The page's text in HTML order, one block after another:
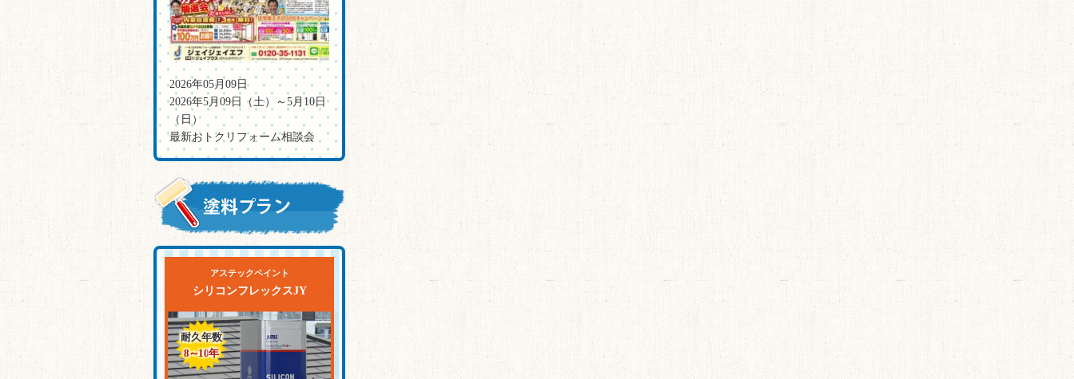
2026年05月09日
2026年5月09日（土）～5月10日
（日）
最新おトクリフォーム相談会
アステックペイント
シリコンフレックスJY
耐久年数
8～10年